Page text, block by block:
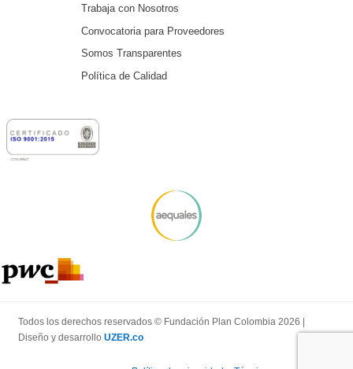
Trabaja con Nosotros
Convocatoria para Proveedores
Somos Transparentes
Política de Calidad
Todos los derechos reservados © Fundación Plan Colombia 2026 |
Diseño y desarrollo UZER.co